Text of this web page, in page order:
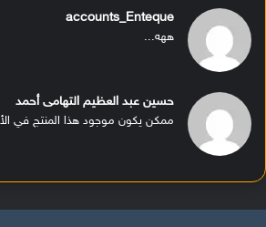
accounts_Enteque
ههه...
حسين عبد العظيم التهامى أحمد
ممكن يكون موجود هذا المنتج في